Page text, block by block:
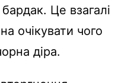
Це взагалі
очікувати чого
діра.